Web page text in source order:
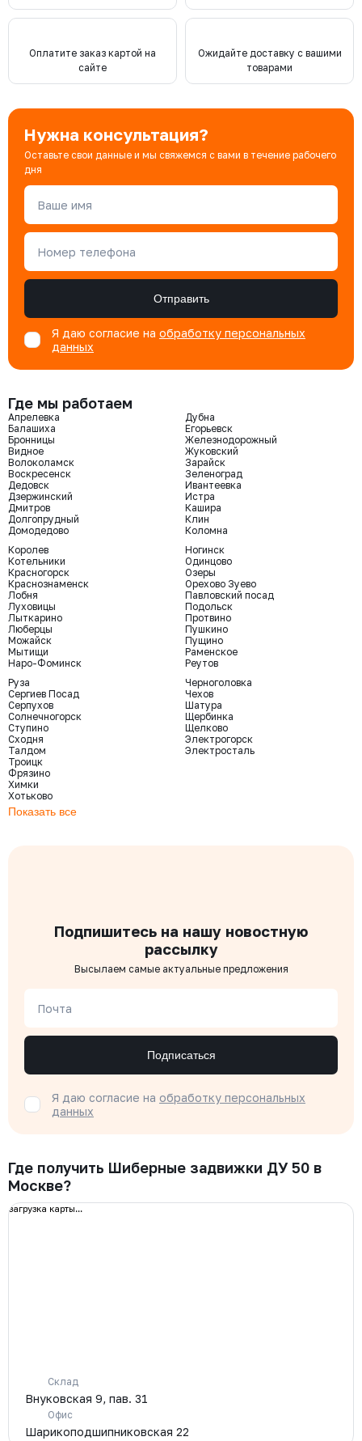
Оплатите заказ картой на
сайте
Ожидайте доставку с вашими
товарами
Нужна консультация?
Оставьте свои данные и мы свяжемся с вами в течение рабочего
дня
Ваше имя
Номер телефона
Отправить
Я даю согласие на обработку персональных
данных
Где мы работаем
Апрелевка
Балашиха
Бронницы
Видное
Волоколамск
Воскресенск
Дедовск
Дзержинский
Дмитров
Долгопрудный
Домодедово
Дубна
Егорьевск
Железнодорожный
Жуковский
Зарайск
Зеленоград
Ивантеевка
Истра
Кашира
Клин
Коломна
Королев
Котельники
Красногорск
Краснознаменск
Лобня
Луховицы
Лыткарино
Люберцы
Можайск
Мытищи
Наро-Фоминск
Ногинск
Одинцово
Озеры
Орехово Зуево
Павловский посад
Подольск
Протвино
Пушкино
Пущино
Раменское
Реутов
Руза
Сергиев Посад
Серпухов
Солнечногорск
Ступино
Сходня
Талдом
Троицк
Фрязино
Химки
Хотьково
Черноголовка
Чехов
Шатура
Щербинка
Щелково
Электрогорск
Электросталь
Показать все
Подпишитесь на нашу новостную
рассылку
Высылаем самые актуальные предложения
Почта
Подписаться
Я даю согласие на обработку персональных
данных
Где получить Шиберные задвижки ДУ 50 в
Москве?
загрузка карты...
Склад
Внуковская 9, пав. 31
Офис
Шарикоподшипниковская 22